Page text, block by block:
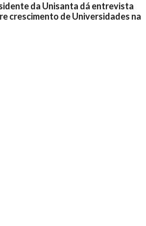
da Unisanta dá entrevista
crescimento de Universidades na